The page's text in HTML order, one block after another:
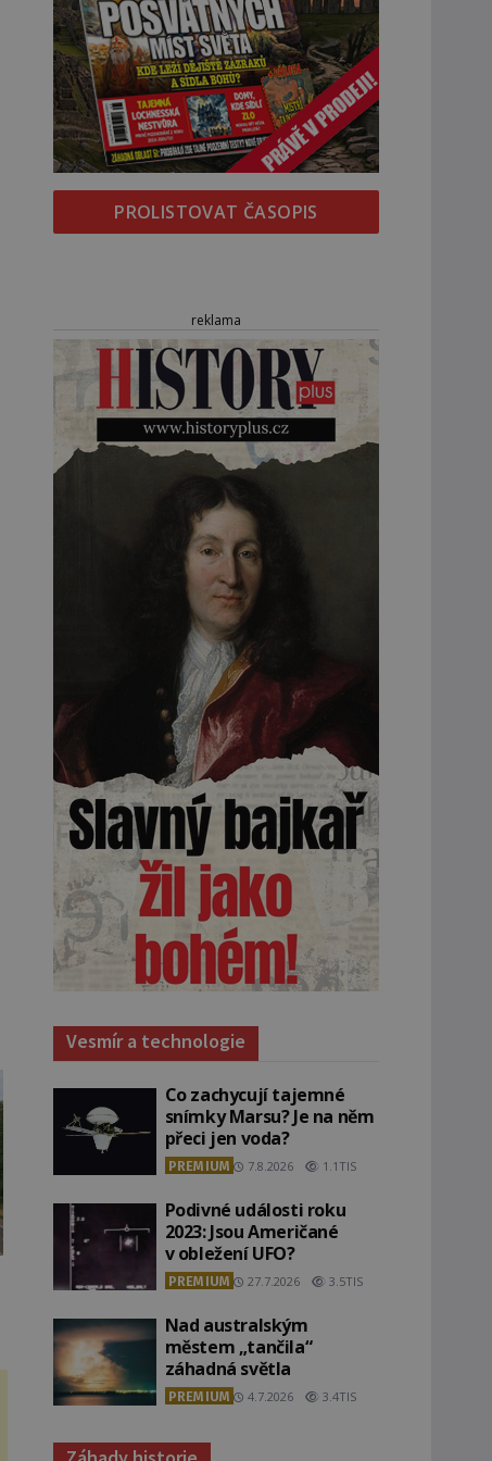
PROLISTOVAT ČASOPIS
reklama
Vesmír a technologie
Co zachycují tajemné
snímky Marsu? Je na něm
přeci jen voda?
PREMIUM 7.8.2026 1.1TIS
Podivné události roku
2023: Jsou Američané
v obležení UFO?
PREMIUM 27.7.2026 3.5TIS
Nad australským
městem „tančila“
záhadná světla
PREMIUM 4.7.2026 3.4TIS